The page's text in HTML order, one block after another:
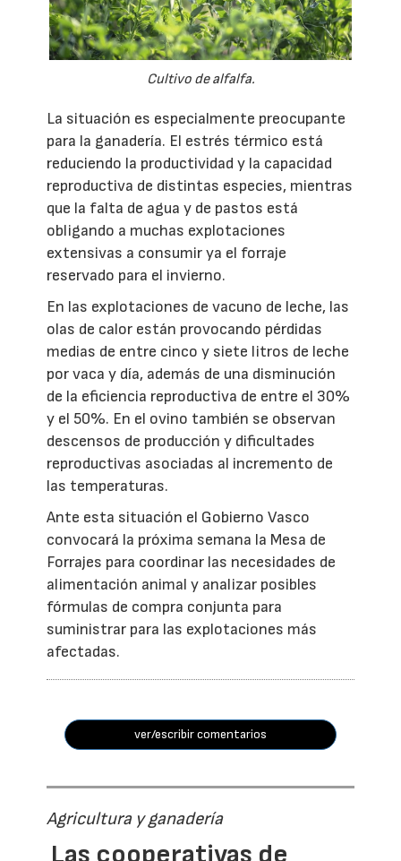
Cultivo de alfalfa.
La situación es especialmente preocupante
para la ganadería. El estrés térmico está
reduciendo la productividad y la capacidad
reproductiva de distintas especies, mientras
que la falta de agua y de pastos está
obligando a muchas explotaciones
extensivas a consumir ya el forraje
reservado para el invierno.
En las explotaciones de vacuno de leche, las
olas de calor están provocando pérdidas
medias de entre cinco y siete litros de leche
por vaca y día, además de una disminución
de la eficiencia reproductiva de entre el 30%
y el 50%. En el ovino también se observan
descensos de producción y dificultades
reproductivas asociadas al incremento de
las temperaturas.
Ante esta situación el Gobierno Vasco
convocará la próxima semana la Mesa de
Forrajes para coordinar las necesidades de
alimentación animal y analizar posibles
fórmulas de compra conjunta para
suministrar para las explotaciones más
afectadas.
ver/escribir comentarios
Agricultura y ganadería
Las cooperativas de